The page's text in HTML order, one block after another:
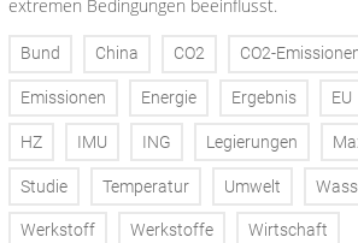
extremen Bedingungen beeinflusst.
Bund China CO2 CO2-
Emissionen Energie Ergebnis EU
HZ IMU ING Legierungen
Studie Temperatur Umwelt
Werkstoff Werkstoffe Wirtschaft